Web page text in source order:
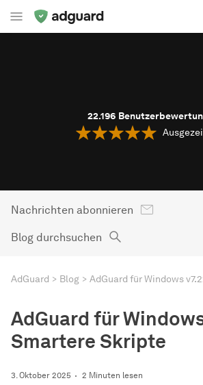
22.196
Nachrichten abonnieren
Blog durchsuchen
AdGuard Blog AdGuard für Windows
AdGuard für
Smartere Skripte
3. Oktober 2025 2 Minuten lesen